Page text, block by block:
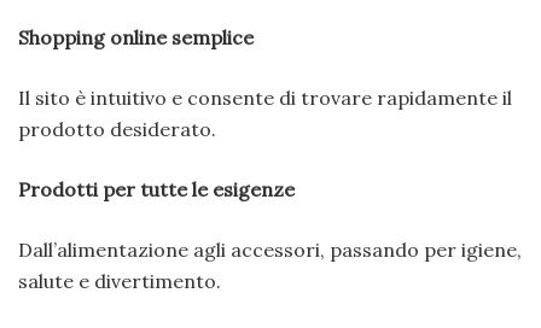
Shopping online semplice
Il sito è intuitivo e consente di trovare rapidamente il
prodotto desiderato.
Prodotti per tutte le esigenze
Dall’alimentazione agli accessori, passando per igiene,
salute e divertimento.